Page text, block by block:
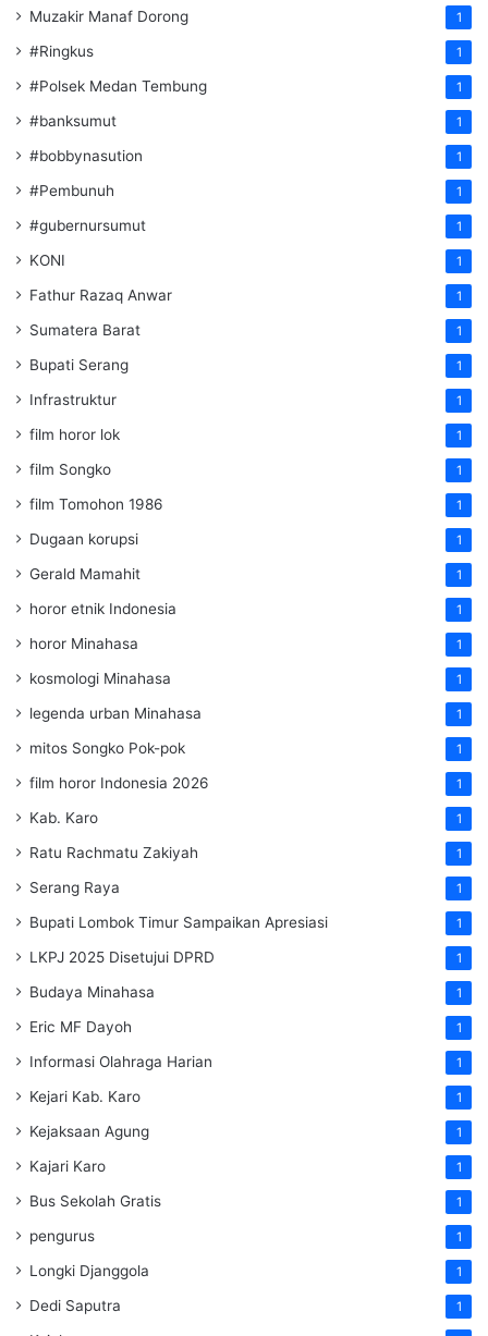
Muzakir Manaf Dorong 1
#Ringkus 1
#Polsek Medan Tembung 1
#banksumut 1
#bobbynasution 1
#Pembunuh 1
#gubernursumut 1
KONI 1
Fathur Razaq Anwar 1
Sumatera Barat 1
Bupati Serang 1
Infrastruktur 1
film horor lok 1
film Songko 1
film Tomohon 1986 1
Dugaan korupsi 1
Gerald Mamahit 1
horor etnik Indonesia 1
horor Minahasa 1
kosmologi Minahasa 1
legenda urban Minahasa 1
mitos Songko Pok-pok 1
film horor Indonesia 2026 1
Kab. Karo 1
Ratu Rachmatu Zakiyah 1
Serang Raya 1
Bupati Lombok Timur Sampaikan Apresiasi 1
LKPJ 2025 Disetujui DPRD 1
Budaya Minahasa 1
Eric MF Dayoh 1
Informasi Olahraga Harian 1
Kejari Kab. Karo 1
Kejaksaan Agung 1
Kajari Karo 1
Bus Sekolah Gratis 1
pengurus 1
Longki Djanggola 1
Dedi Saputra 1